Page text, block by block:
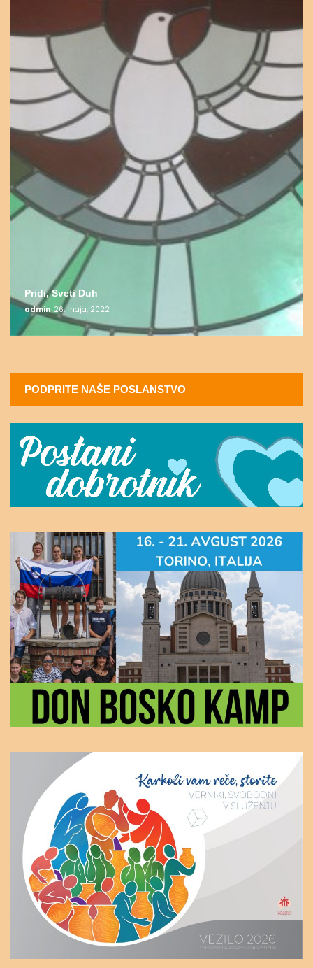
Pridi, Sveti Duh
admin 26. maja, 2022
PODPRITE NAŠE POSLANSTVO